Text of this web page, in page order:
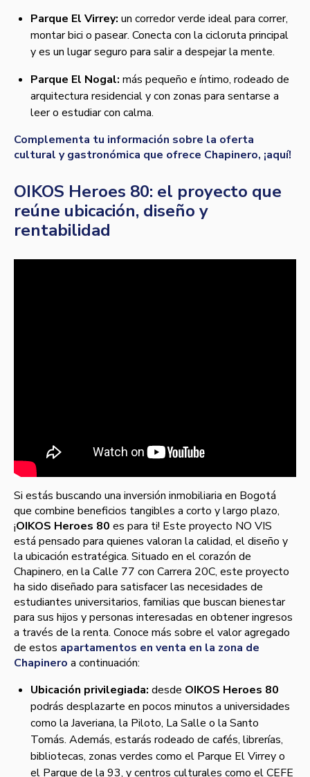
Parque El Virrey: un corredor verde ideal para correr,
montar bici o pasear. Conecta con la cicloruta principal
y es un lugar seguro para salir a despejar la mente.
Parque El Nogal: más pequeño e íntimo, rodeado de
arquitectura residencial y con zonas para sentarse a
leer o estudiar con calma.
Complementa tu información sobre la oferta
cultural y gastronómica que ofrece Chapinero, ¡aquí!
OIKOS Heroes 80: el proyecto que
reúne ubicación, diseño y
rentabilidad
Si estás buscando una inversión inmobiliaria en Bogotá
que combine beneficios tangibles a corto y largo plazo,
¡OIKOS Heroes 80 es para ti! Este proyecto NO VIS
está pensado para quienes valoran la calidad, el diseño y
la ubicación estratégica. Situado en el corazón de
Chapinero, en la Calle 77 con Carrera 20C, este proyecto
ha sido diseñado para satisfacer las necesidades de
estudiantes universitarios, familias que buscan bienestar
para sus hijos y personas interesadas en obtener ingresos
a través de la renta. Conoce más sobre el valor agregado
de estos apartamentos en venta en la zona de
Chapinero a continuación:
Ubicación privilegiada: desde OIKOS Heroes 80
podrás desplazarte en pocos minutos a universidades
como la Javeriana, la Piloto, La Salle o la Santo
Tomás. Además, estarás rodeado de cafés, librerías,
bibliotecas, zonas verdes como el Parque El Virrey o
el Parque de la 93, y centros culturales como el CEFE